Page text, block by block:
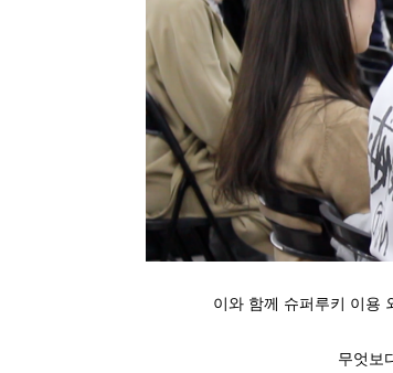
이와 함께 슈퍼루키 이용
무엇보